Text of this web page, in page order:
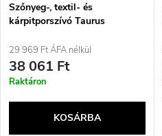
Szőnyeg-, textil- és
kárpitporszívó Taurus
29 969 Ft ÁFA nélkül
38 061 Ft
Raktáron
KOSÁRBA